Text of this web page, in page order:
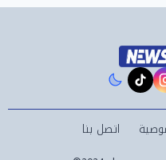
tiktok
اتصل بنا